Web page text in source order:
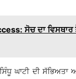
ਸੋਚ ਦਾ
ਘਾਟੀ ਦੀ